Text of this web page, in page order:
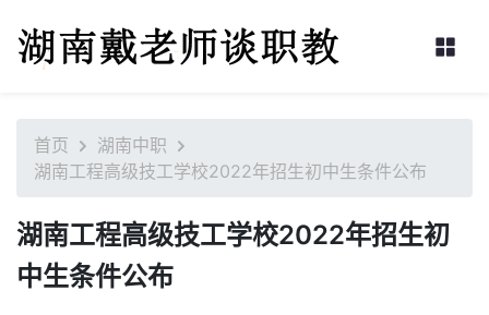
首页
湖南中职
湖南工程高级技工学校2022年招生初中生条件公布
湖南工程高级技工学校2022年招生初
中生条件公布